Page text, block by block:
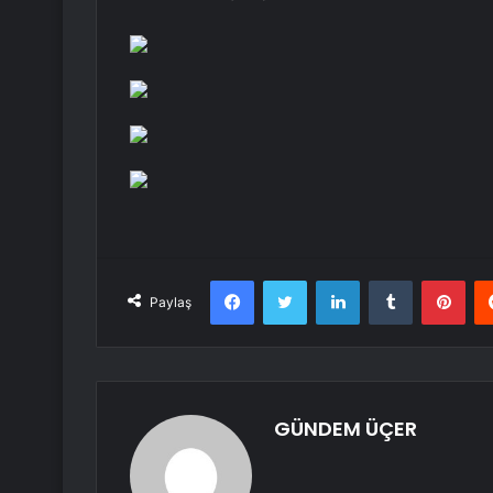
Paylaş
FacebookTwitter LinkedInTumblr
GÜNDEM ÜÇER